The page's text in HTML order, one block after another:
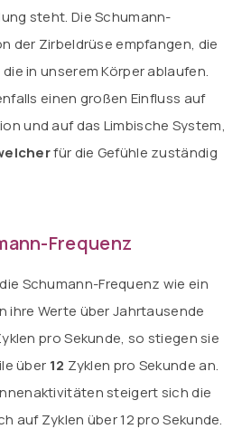
steht. Die Schumann-
der Zirbeldrüse empfangen, die
in unserem Körper ablaufen.
einen großen Einfluss auf
und auf das Limbische System,
für die Gefühle zuständig
Frequenz
Schumann-Frequenz wie ein
ihre Werte über Jahrtausende
pro Sekunde, so stiegen sie
über 12 Zyklen pro Sekunde an.
steigert sich die
auf Zyklen über 12 pro Sekunde.